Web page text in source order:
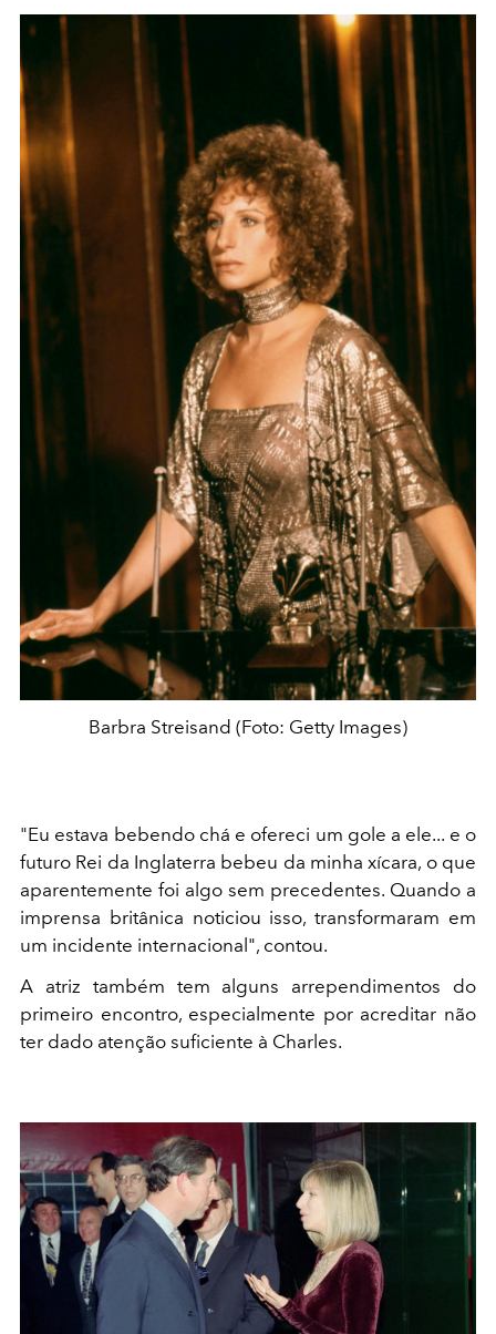
Barbra Streisand (Foto: Getty Images)
"Eu estava bebendo chá e ofereci um gole a ele... e o
futuro Rei da Inglaterra bebeu da minha xícara, o que
aparentemente foi algo sem precedentes. Quando a
imprensa britânica noticiou isso, transformaram em
um incidente internacional", contou.
A atriz também tem alguns arrependimentos do
primeiro encontro, especialmente por acreditar não
ter dado atenção suficiente à Charles.